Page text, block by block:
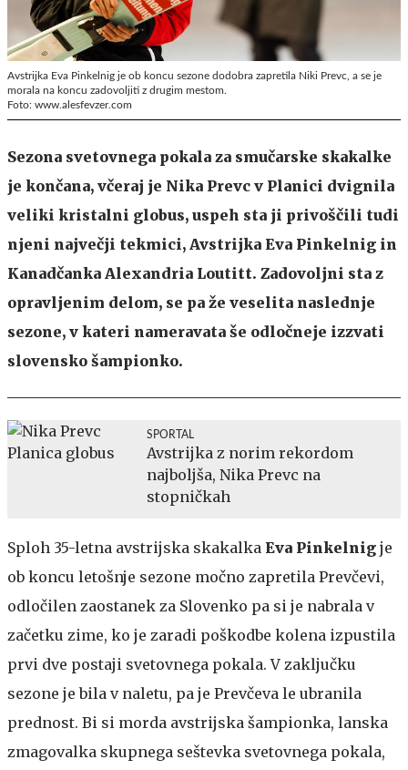
Avstrijka Eva Pinkelnig je ob koncu sezone dodobra zapretila Niki Prevc, a se je
morala na koncu zadovoljiti z drugim mestom.
Foto: www.alesfevzer.com
Sezona svetovnega pokala za smučarske skakalke
je končana, včeraj je Nika Prevc v Planici dvignila
veliki kristalni globus, uspeh sta ji privoščili tudi
njeni največji tekmici, Avstrijka Eva Pinkelnig in
Kanadčanka Alexandria Loutitt. Zadovoljni sta z
opravljenim delom, se pa že veselita naslednje
sezone, v kateri nameravata še odločneje izzvati
slovensko šampionko.
SPORTAL
Avstrijka z norim rekordom
najboljša, Nika Prevc na
stopničkah
Sploh 35-letna avstrijska skakalka Eva Pinkelnig je
ob koncu letošnje sezone močno zapretila Prevčevi,
odločilen zaostanek za Slovenko pa si je nabrala v
začetku zime, ko je zaradi poškodbe kolena izpustila
prvi dve postaji svetovnega pokala. V zaključku
sezone je bila v naletu, pa je Prevčeva le ubranila
prednost. Bi si morda avstrijska šampionka, lanska
zmagovalka skupnega seštevka svetovnega pokala,